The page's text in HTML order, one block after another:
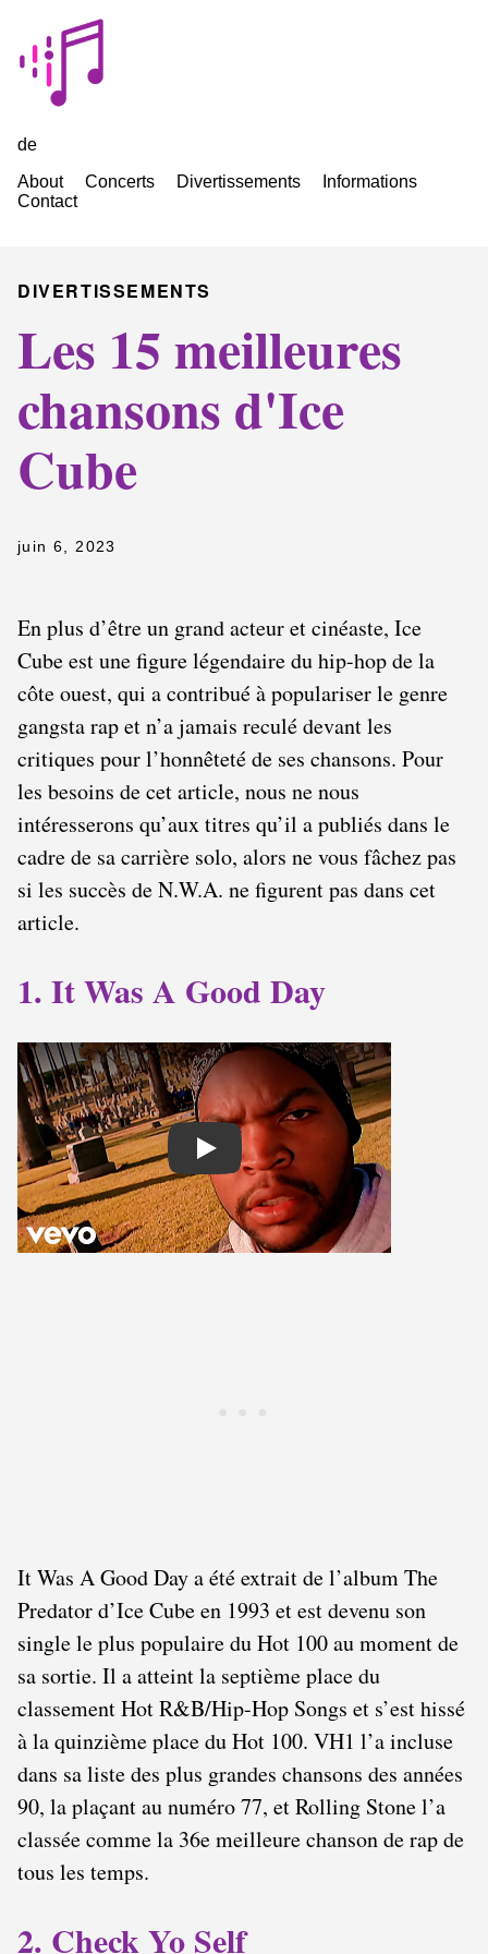
de
About
Concerts Divertissements
Informations
Contact
DIVERTISSEMENTS
Les 15 meilleures
chansons d'Ice
Cube
juin 6, 2023
En plus d’être un grand acteur et cinéaste, Ice
Cube est une figure légendaire du hip-hop de la
côte ouest, qui a contribué à populariser le genre
gangsta rap et n’a jamais reculé devant les
critiques pour l’honnêteté de ses chansons. Pour
les besoins de cet article, nous ne nous
intéresserons qu’aux titres qu’il a publiés dans le
cadre de sa carrière solo, alors ne vous fâchez pas
si les succès de N.W.A. ne figurent pas dans cet
article.
1. It Was A Good Day
Play
It Was A Good Day a été extrait de l’album The
Predator d’Ice Cube en 1993 et est devenu son
single le plus populaire du Hot 100 au moment de
sa sortie. Il a atteint la septième place du
classement Hot R&B/Hip-Hop Songs et s’est hissé
à la quinzième place du Hot 100. VH1 l’a incluse
dans sa liste des plus grandes chansons des années
90, la plaçant au numéro 77, et Rolling Stone l’a
classée comme la 36e meilleure chanson de rap de
tous les temps.
2. Check Yo Self